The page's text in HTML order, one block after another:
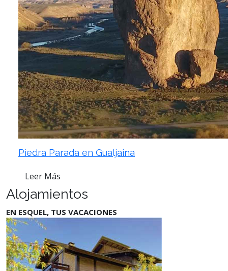
Piedra Parada en Gualjaina
Leer Más
Alojamientos
EN ESQUEL, TUS VACACIONES